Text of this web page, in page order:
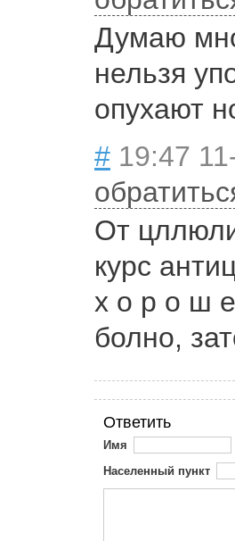
Думаю
нельзя
опухают
# 19:47
От
курс
х о р о ш
болно,
Ответить
Имя
Населенный пункт